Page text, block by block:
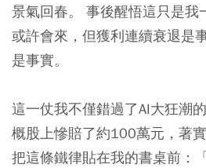
景氣回春。 事後醒悟這只是我
或許會來，但獲利連續衰退是
是事實。
這一仗我不僅錯過了AI大狂潮
概股上慘賠了約100萬元，著
把這條鐵律貼在我的書桌前：